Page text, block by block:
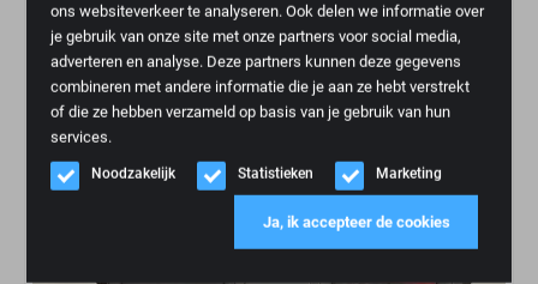
ons websiteverkeer te analyseren. Ook delen we informatie over
je gebruik van onze site met onze partners voor social media,
adverteren en analyse. Deze partners kunnen deze gegevens
combineren met andere informatie die je aan ze hebt verstrekt
of die ze hebben verzameld op basis van je gebruik van hun
services.
Noodzakelijk Statistieken Marketing
Ja, ik accepteer de cookies